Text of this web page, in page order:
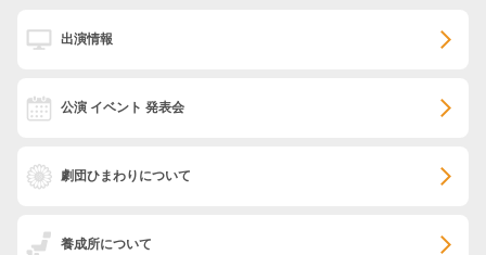
出演情報
公演 イベント 発表会
劇団ひまわりについて
養成所について